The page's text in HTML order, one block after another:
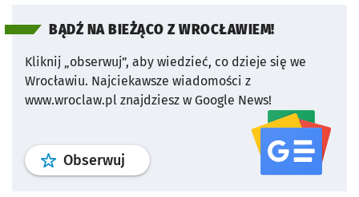
BĄDŹ NA BIEŻĄCO Z WROCŁAWIEM!
Kliknij „obserwuj”, aby wiedzieć, co dzieje się we
Wrocławiu. Najciekawsze wiadomości z
www.wroclaw.pl znajdziesz w Google News!
Obserwuj profil serwisu